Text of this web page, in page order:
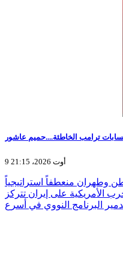
ترامب الخاطئة....حميم عاشور
9 أوت 2026، 21:15
وطهران منعطفاً استراتيجياً
الأمريكية على إيران تتركز